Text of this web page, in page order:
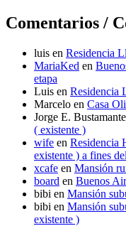
Comentarios /
luis en Residencia
MariaKed en
etapa
Luis en Residencia
Marcelo en Casa
Jorge E. Bustamante
( existente )
wife en Residencia
existente ) a fines
xcafe en Mansión
board en Buenos
bibi en Mansión
bibi en Mansión
existente )